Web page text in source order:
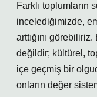
Farklı toplumların
incelediğimizde,
arttığını
değildir; kültürel,
içe geçmiş bir
onların değer